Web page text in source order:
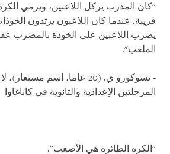
"كان المدرب يركل اللاعبين، ويرمي
قريبة. عندما كان اللاعبون يرتدون
يضرب اللاعبين على الخوذة بالمضرب
الملعب".
- تسوكورو ي. (20 عاما، اسم
المرحلتين الإعدادية والثانوية في كاناغاوا
"الكرة الطائرة هي الأصعب".